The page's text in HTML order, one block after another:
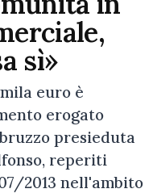
sì»
euro è
erogato
presieduta
reperiti
2013 nell'ambito